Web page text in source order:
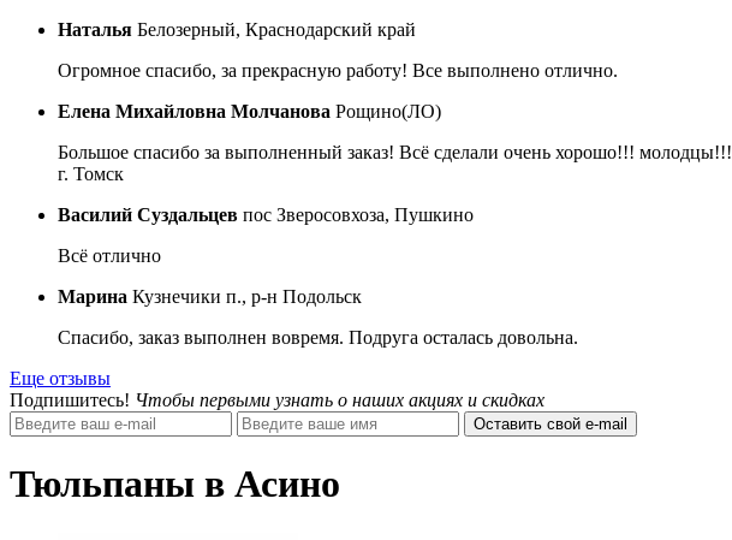
Наталья Белозерный, Краснодарский край
Огромное спасибо, за прекрасную работу! Все выполнено отлично.
Елена Михайловна Молчанова Рощино(ЛО)
Большое спасибо за выполненный заказ! Всё сделали очень хорошо!!! молодцы!!!
г. Томск
Василий Суздальцев пос Зверосовхоза, Пушкино
Всё отлично
Марина Кузнечики п., р-н Подольск
Спасибо, заказ выполнен вовремя. Подруга осталась довольна.
Еще отзывы
Подпишитесь! Чтобы первыми узнать о наших акциях и скидках
Оставить свой e-mail
Тюльпаны в Асино